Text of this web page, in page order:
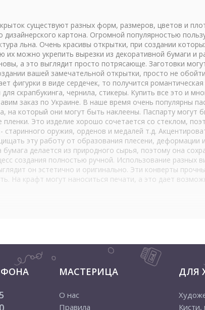
существуют разных форм, размеров, цветов и
картона. Огромной популярностью
льна. Очень красивы открытки, при создании
можно укрепить вырезки из декоративной бумаги и
а это выглядит просто потрясающе. Заготовки
вашей замечательной открытки, просто не
фигурки в виде сердечек, то получится
скрапбукинга, чернила, стикеры. Купить все это и
заказ по Украине. В наше время очень популярны
на который они могут быть наклеены. Паспарту могут
Это изделие хорошо сочетается со стеклом,
оружия, орденов и медалей т.д.
эту работу от образования плесени, деформации
делается из природного сырья, поэтому она
создания полностью ручной. Использование разных
он эстетично и оригинально. Эти конверты
На крафт могут наноситься печати, а это дает
МАСТЕРИЦА
О нас
Правила
ДЛЯ
Кисти,